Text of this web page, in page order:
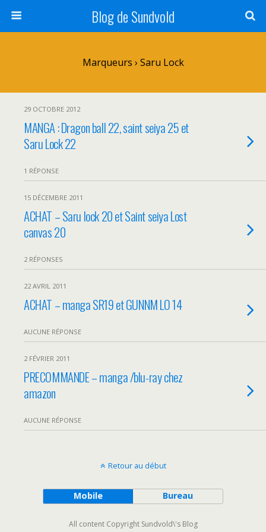
Blog de Sundvold
Marqueurs › Saru Lock
29 OCTOBRE 2012
MANGA : Dragon ball 22, saint seiya 25 et
Saru Lock 22
1 RÉPONSE
15 DÉCEMBRE 2011
ACHAT – Saru lock 20 et Saint seiya Lost
canvas 20
2 RÉPONSES
22 AVRIL 2011
ACHAT – manga SR19 et GUNNM LO 14
AUCUNE RÉPONSE
2 FÉVRIER 2011
PRECOMMANDE – manga /blu-ray chez
amazon
AUCUNE RÉPONSE
Retour au début
Mobile Bureau
All content Copyright Sundvold\'s Blog